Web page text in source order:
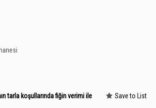
tarla koşullarında fiğin verimi ile
Save to List